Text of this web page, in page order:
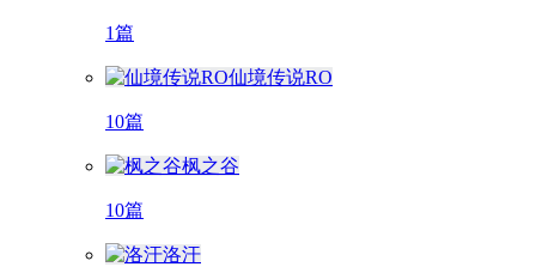
1篇
仙境传说RO
10篇
枫之谷
10篇
洛汗